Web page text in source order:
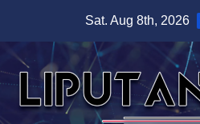
content
Sat. Aug 8th, 2026